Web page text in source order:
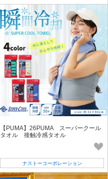
【PUMA】26PUMA スーパークール
タオル 接触冷感タオル
ナストーコーポレーション